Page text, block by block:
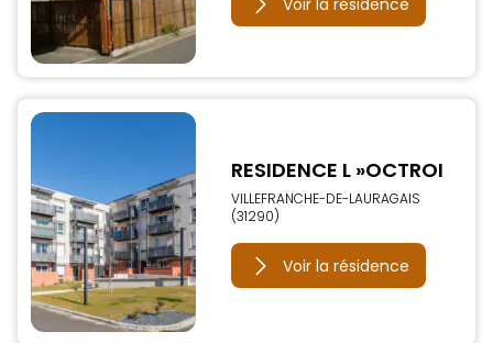
RESIDENCE L »OCTROI
VILLEFRANCHE-DE-LAURAGAIS
(31290)
Voir la résidence